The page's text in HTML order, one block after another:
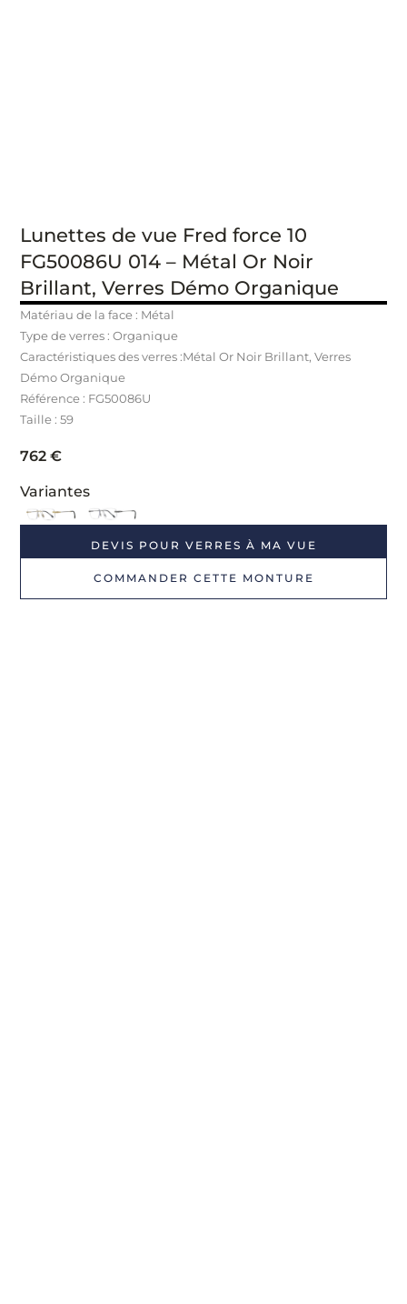
Lunettes de vue Fred force 10
FG50086U 014 – Métal Or Noir
Brillant, Verres Démo Organique
Matériau de la face : Métal
Type de verres : Organique
Caractéristiques des verres :Métal Or Noir Brillant, Verres
Démo Organique
Référence : FG50086U
Taille : 59
762€
Variantes
DEVIS POUR VERRES À MA VUE
COMMANDER CETTE MONTURE